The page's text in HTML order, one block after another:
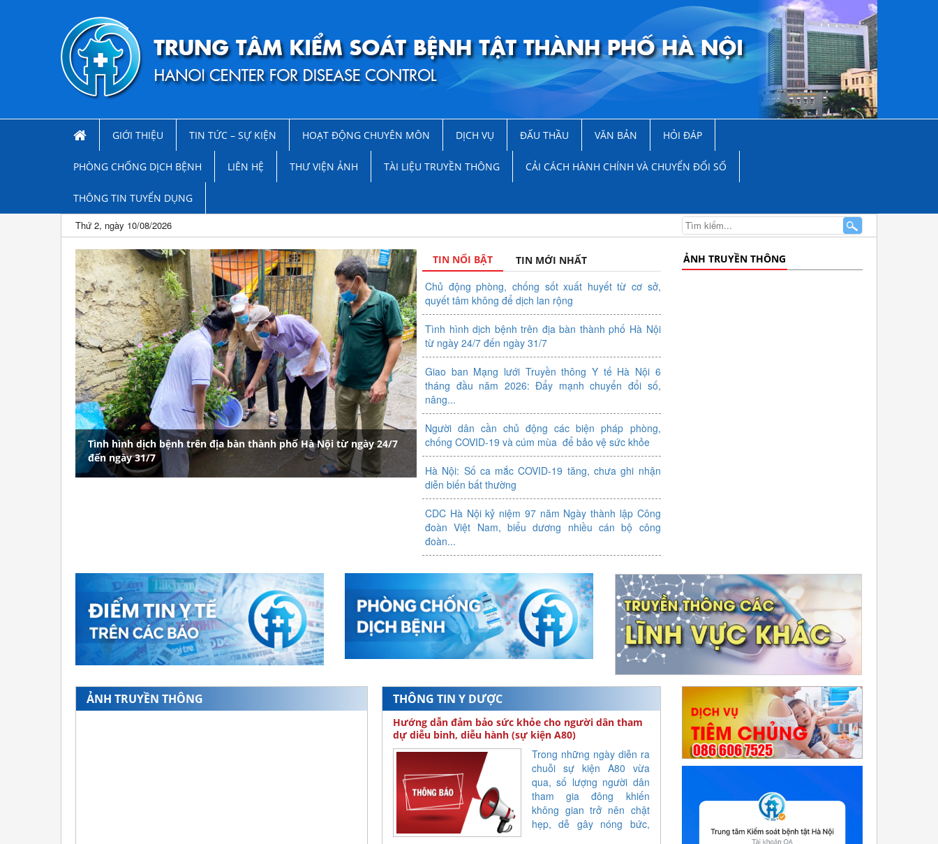
GIỚI THIỆU TIN TỨC – SỰ KIỆN HOẠT ĐỘNG CHUYÊN MÔN DỊCH VỤ ĐẤU THẦU VĂN BẢN HỎI ĐÁP
PHÒNG CHỐNG DỊCH BỆNH LIÊN HỆ THƯ VIỆN ẢNH TÀI LIỆU TRUYỀN THÔNG CẢI CÁCH HÀNH CHÍNH VÀ CHUYỂN ĐỔI SỐ
THÔNG TIN TUYỂN DỤNG
Thứ 2, ngày 10/08/2026
Tình hình dịch bệnh trên địa bàn thành phố Hà Nội từ ngày 24/7
đến ngày 31/7
TIN NỔI BẬT TIN MỚI NHẤT
Chủ động phòng, chống sốt xuất huyết từ cơ sở,
quyết tâm không để dịch lan rộng
Tình hình dịch bệnh trên địa bàn thành phố Hà Nội
từ ngày 24/7 đến ngày 31/7
Giao ban Mạng lưới Truyền thông Y tế Hà Nội 6
tháng đầu năm 2026: Đẩy mạnh chuyển đổi số,
nâng...
Người dân cần chủ động các biện pháp phòng,
chống COVID-19 và cúm mùa để bảo vệ sức khỏe
Hà Nội: Số ca mắc COVID-19 tăng, chưa ghi nhận
diễn biến bất thường
CDC Hà Nội kỷ niệm 97 năm Ngày thành lập Công
đoàn Việt Nam, biểu dương nhiều cán bộ công
đoàn...
ẢNH TRUYỀN THÔNG
ẢNH TRUYỀN THÔNG THÔNG TIN Y DƯỢC
Hướng dẫn đảm bảo sức khỏe cho người dân tham
dự diễu binh, diễu hành (sự kiện A80)
Trong những ngày diễn ra
chuỗi sự kiện A80 vừa
qua, số lượng người dân
tham gia đông khiến
không gian trở nên chật
hẹp, dễ gây nóng bức,